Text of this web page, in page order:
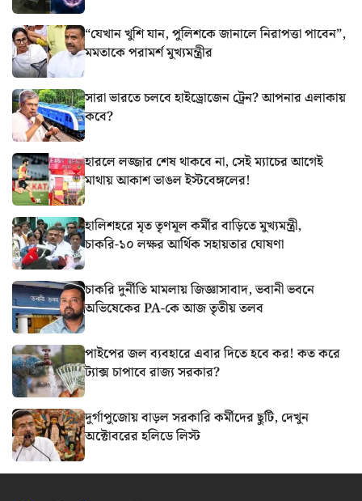
“যেখান খুশি যান, পুলিশকে জানালে নিরাপত্তা পাবেন”,
মমতাকে পরামর্শ মুখ্যমন্ত্রীর
সারা ভারতে চলবে হাইড্রোজেন ট্রেন? আপনার এলাকায়
কবে?
হারলে লজ্জার শেষ থাকবে না, সেই ম্যাচের আগেই
মাথায় আকাশ ভাঙল ইস্টবেঙ্গলের!
হালিশহরে মৃত তৃণমূল কর্মীর বাড়িতে মুখ্যমন্ত্রী,
চাকরি-১০ লক্ষর আর্থিক সহায়তার ঘোষণা
চাকরি দুর্নীতি মামলায় জিজ্ঞাসাবাদ, ভবানী ভবনে
অভিষেকের PA-কে আজ তৃতীয় তলব
পাইপের জল ব্যবহারে এবার দিতে হবে কর! কত করে
ট্যাক্স চাপাবে রাজ্য সরকার?
দুর্গাপুজোয় বাড়ল সরকারি কর্মীদের ছুটি, দেখুন
অক্টোবরের হলিডে লিস্ট